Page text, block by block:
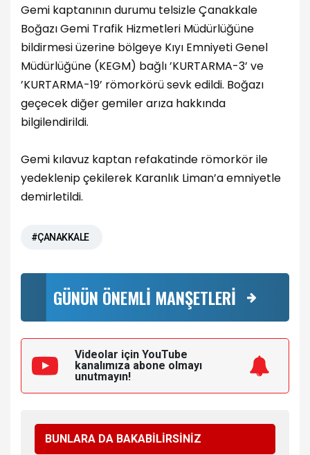
Gemi kaptanının durumu telsizle Çanakkale
Boğazı Gemi Trafik Hizmetleri Müdürlüğüne
bildirmesi üzerine bölgeye Kıyı Emniyeti Genel
Müdürlüğüne (KEGM) bağlı ’KURTARMA-3’ ve
’KURTARMA-19’ römorkörü sevk edildi. Boğazı
geçecek diğer gemiler arıza hakkında
bilgilendirildi.
Gemi kılavuz kaptan refakatinde römorkör ile
yedeklenip çekilerek Karanlık Liman’a emniyetle
demirletildi.
#ÇANAKKALE
GÜNÜN ÖNEMLİ MANŞETLERİ
Videolar için YouTube
kanalımıza abone olmayı
unutmayın!
BUNLARA DA BAKABİLİRSİNİZ